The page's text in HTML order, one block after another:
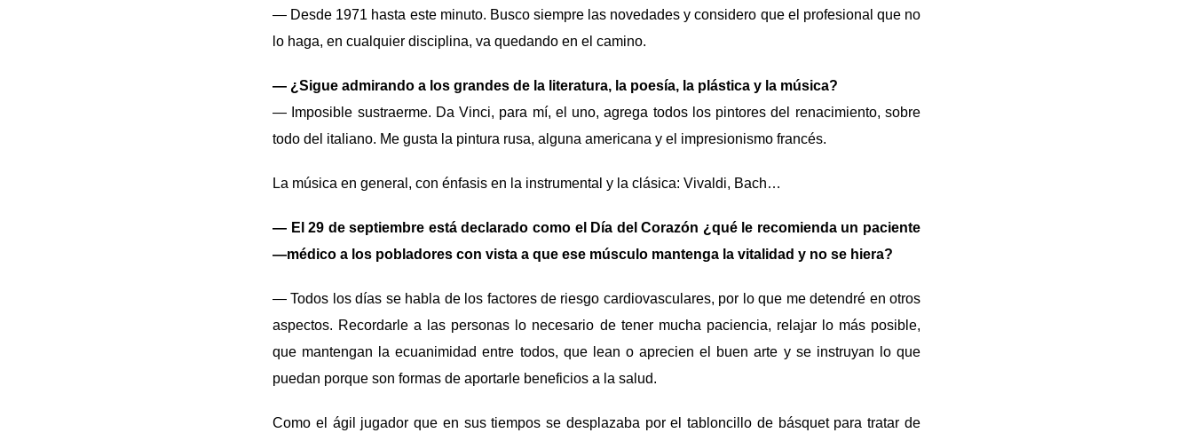
— Desde 1971 hasta este minuto. Busco siempre las novedades y considero que el profesional que no
lo haga, en cualquier disciplina, va quedando en el camino.
— ¿Sigue admirando a los grandes de la literatura, la poesía, la plástica y la música?
— Imposible sustraerme. Da Vinci, para mí, el uno, agrega todos los pintores del renacimiento, sobre
todo del italiano. Me gusta la pintura rusa, alguna americana y el impresionismo francés.
La música en general, con énfasis en la instrumental y la clásica: Vivaldi, Bach…
— El 29 de septiembre está declarado como el Día del Corazón ¿qué le recomienda un paciente
—médico a los pobladores con vista a que ese músculo mantenga la vitalidad y no se hiera?
— Todos los días se habla de los factores de riesgo cardiovasculares, por lo que me detendré en otros
aspectos. Recordarle a las personas lo necesario de tener mucha paciencia, relajar lo más posible,
que mantengan la ecuanimidad entre todos, que lean o aprecien el buen arte y se instruyan lo que
puedan porque son formas de aportarle beneficios a la salud.
Como el ágil jugador que en sus tiempos se desplazaba por el tabloncillo de básquet para tratar de